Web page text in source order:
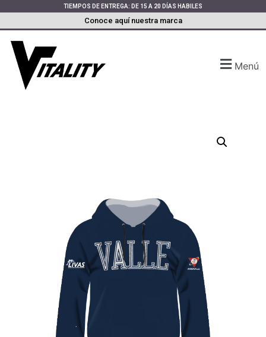
TIEMPOS DE ENTREGA: DE 15 A 20 DÍAS HABILES
Conoce aquí nuestra marca
Menú